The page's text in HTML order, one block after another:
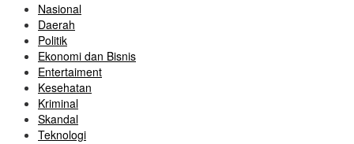
Nasional
Daerah
Politik
Ekonomi dan Bisnis
Entertaiment
Kesehatan
Kriminal
Skandal
Teknologi